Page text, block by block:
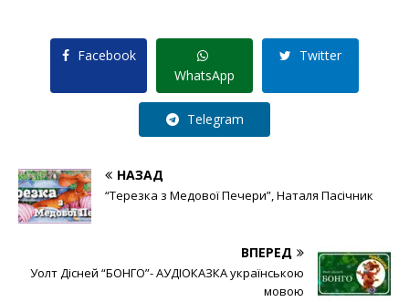
Facebook
WhatsApp
Twitter
Telegram
НАЗАД
“Терезка з Медової Печери”, Наталя Пасічник
ВПЕРЕД
Уолт Дісней “БОНГО”- АУДІОКАЗКА українською
мовою